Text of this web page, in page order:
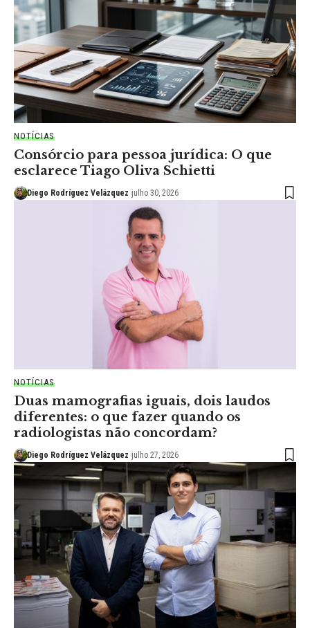
NOTÍCIAS
Consórcio para pessoa jurídica: O que
esclarece Tiago Oliva Schietti
Diego Rodríguez Velázquez julho 30, 2026
NOTÍCIAS
Duas mamografias iguais, dois laudos
diferentes: o que fazer quando os
radiologistas não concordam?
Diego Rodríguez Velázquez julho 27, 2026